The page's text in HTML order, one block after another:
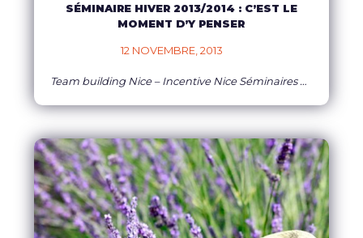
SÉMINAIRE HIVER 2013/2014 : C’EST LE
MOMENT D’Y PENSER
12 NOVEMBRE, 2013
Team building Nice – Incentive Nice Séminaires hiver